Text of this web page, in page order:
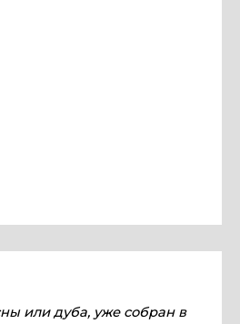
или дуба, уже собран в